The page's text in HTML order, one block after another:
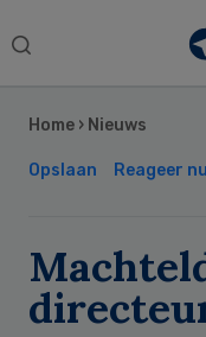
Search
Home › Nieuws
Opslaan Reageer nu
Sidebar